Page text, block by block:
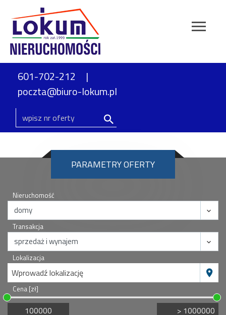
601-702-212
poczta@biuro-lokum.pl
PARAMETRY OFERTY
Nieruchomość
Transakcja
Lokalizacja
Wprowadź lokalizację
Cena [zł]